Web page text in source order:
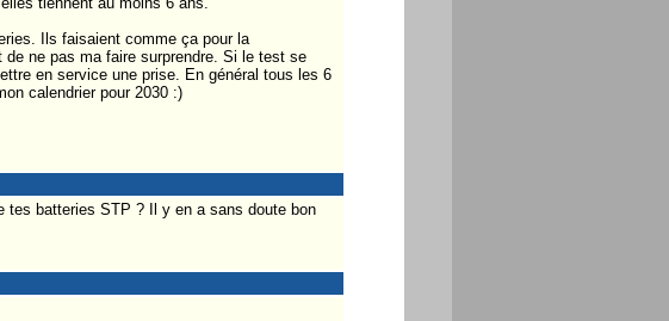
Ils faisaient comme ça pour la
ne pas ma faire surprendre. Si le test se
en service une prise. En général tous les 6
calendrier pour 2030 :)
tes batteries STP ? Il y en a sans doute bon